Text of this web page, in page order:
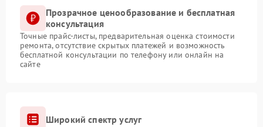
Прозрачное ценообразование и бесплатная
консультация
Точные прайс-листы, предварительная оценка стоимости
ремонта, отсутствие скрытых платежей и возможность
бесплатной консультации по телефону или онлайн на
сайте
Широкий спектр услуг